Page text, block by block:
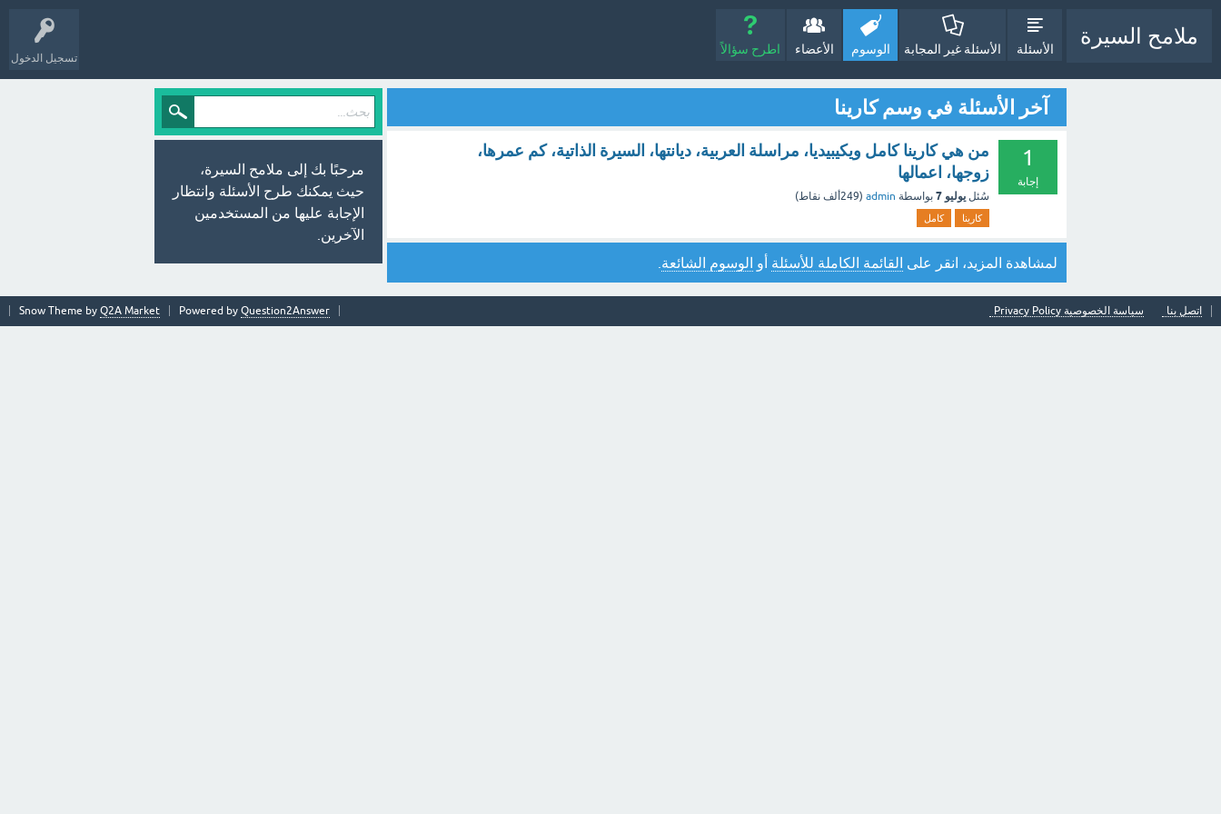
تسجيل الدخول
ملامح السيرة
الأسئلة الأسئلة غير المجابة الوسوم الأعضاء اطرح سؤالاً
آخر الأسئلة في وسم كارينا
1
إجابة
من هي كارينا كامل ويكيبيديا، مراسلة العربية، ديانتها، السيرة الذاتية، كم عمرها،
زوجها، اعمالها
سُئل يوليو 7 بواسطة admin
(249ألف نقاط)
كارينا كامل
لمشاهدة المزيد، انقر على القائمة الكاملة للأسئلة أو الوسوم الشائعة
مرحبًا بك إلى ملامح السيرة،
حيث يمكنك طرح الأسئلة وانتظار
الإجابة عليها من المستخدمين
الآخرين.
اتصل بنا سياسة الخصوصية Privacy Policy Snow Theme by Q2A Market Powered by Question2Answer